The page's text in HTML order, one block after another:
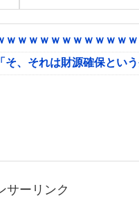
ｗｗｗｗｗｗｗｗｗｗ
、それは財源確保という
サーリンク